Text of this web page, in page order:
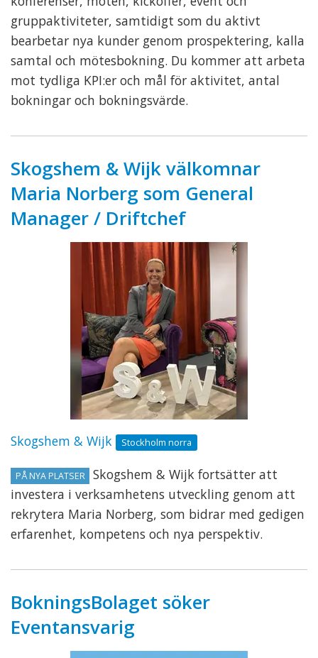
gruppaktiviteter, samtidigt som du aktivt
bearbetar nya kunder genom prospektering, kalla
samtal och mötesbokning. Du kommer att arbeta
mot tydliga KPI:er och mål för aktivitet, antal
bokningar och bokningsvärde.
Skogshem & Wijk välkomnar
Maria Norberg som General
Manager / Driftchef
Skogshem & Wijk Stockholm norra
PÅ NYA PLATSER
Skogshem & Wijk fortsätter att
investera i verksamhetens utveckling genom att
rekrytera Maria Norberg, som bidrar med gedigen
erfarenhet, kompetens och nya perspektiv.
BokningsBolaget söker
Eventansvarig